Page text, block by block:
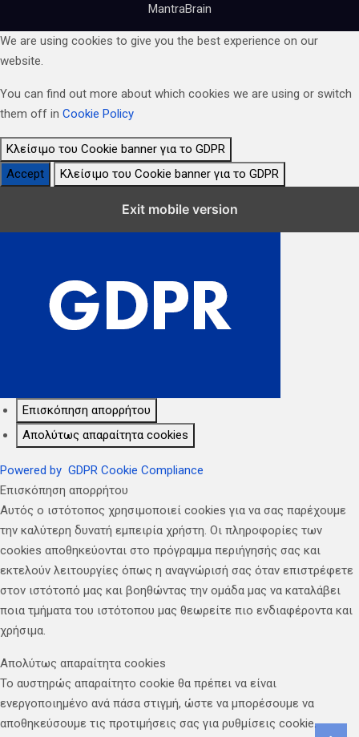
MantraBrain
We are using cookies to give you the best experience on our
website.
You can find out more about which cookies we are using or switch
them off in Cookie Policy
Κλείσιμο του Cookie banner για το GDPR
Accept
Κλείσιμο του Cookie banner για το GDPR
Exit mobile version
Επισκόπηση απορρήτου
Απολύτως απαραίτητα cookies
Powered by GDPR Cookie Compliance
Επισκόπηση απορρήτου
Αυτός ο ιστότοπος χρησιμοποιεί cookies για να σας παρέχουμε
την καλύτερη δυνατή εμπειρία χρήστη. Οι πληροφορίες των
cookies αποθηκεύονται στο πρόγραμμα περιήγησής σας και
εκτελούν λειτουργίες όπως η αναγνώρισή σας όταν επιστρέφετε
στον ιστότοπό μας και βοηθώντας την ομάδα μας να καταλάβει
ποια τμήματα του ιστότοπου μας θεωρείτε πιο ενδιαφέροντα και
χρήσιμα.
Απολύτως απαραίτητα cookies
Το αυστηρώς απαραίτητο cookie θα πρέπει να είναι
ενεργοποιημένο ανά πάσα στιγμή, ώστε να μπορέσουμε να
αποθηκεύσουμε τις προτιμήσεις σας για ρυθμίσεις cookie.